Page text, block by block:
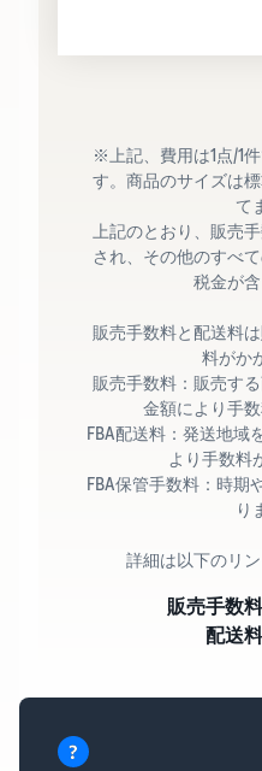
※上記、費用は1点/1
す。商品のサイズは
て
上記のとおり、販売
され、その他のすべ
税金が含
販売手数料と配送料
料がか
販売手数料：販売す
金額により手数
FBA配送料：発送地域
より手数料
FBA保管手数料：時期
り
詳細は以下のリ
販売手数
配送